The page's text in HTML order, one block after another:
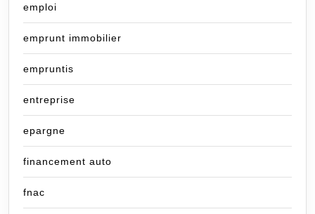
emploi
emprunt immobilier
empruntis
entreprise
epargne
financement auto
fnac